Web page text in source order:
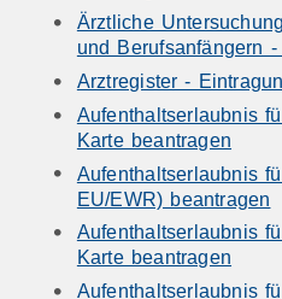
Ärztliche
und Berufsanfängern
Arztregister -
Aufenthaltserlaubnis
Karte beantragen
Aufenthaltserlaubnis
EU/EWR) beantragen
Aufenthaltserlaubnis
Karte beantragen
Aufenthaltserlaubnis